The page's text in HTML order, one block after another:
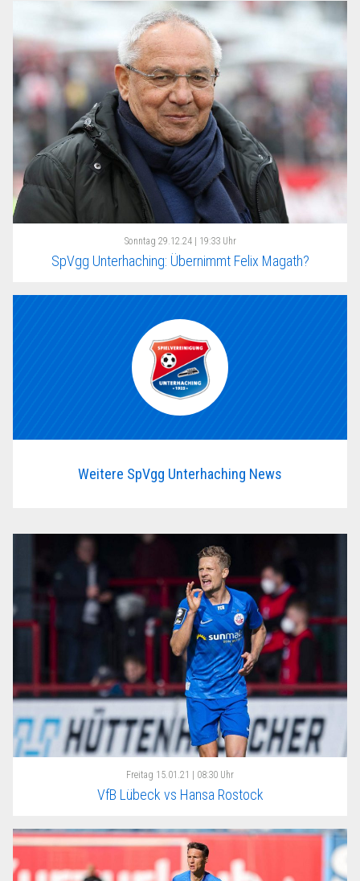
Sonntag 29.12.24 | 19:33 Uhr
SpVgg Unterhaching: Übernimmt Felix Magath?
Weitere SpVgg Unterhaching News
Freitag 15.01.21 | 08:30 Uhr
VfB Lübeck vs Hansa Rostock